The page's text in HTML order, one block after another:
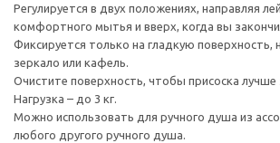
Регулируется в двух положениях, направляя
комфортного мытья и вверх, когда вы
Фиксируется только на гладкую поверхность,
зеркало или кафель.
Очистите поверхность, чтобы присоска лучше
Нагрузка – до 3 кг.
Можно использовать для ручного душа из
любого другого ручного душа.